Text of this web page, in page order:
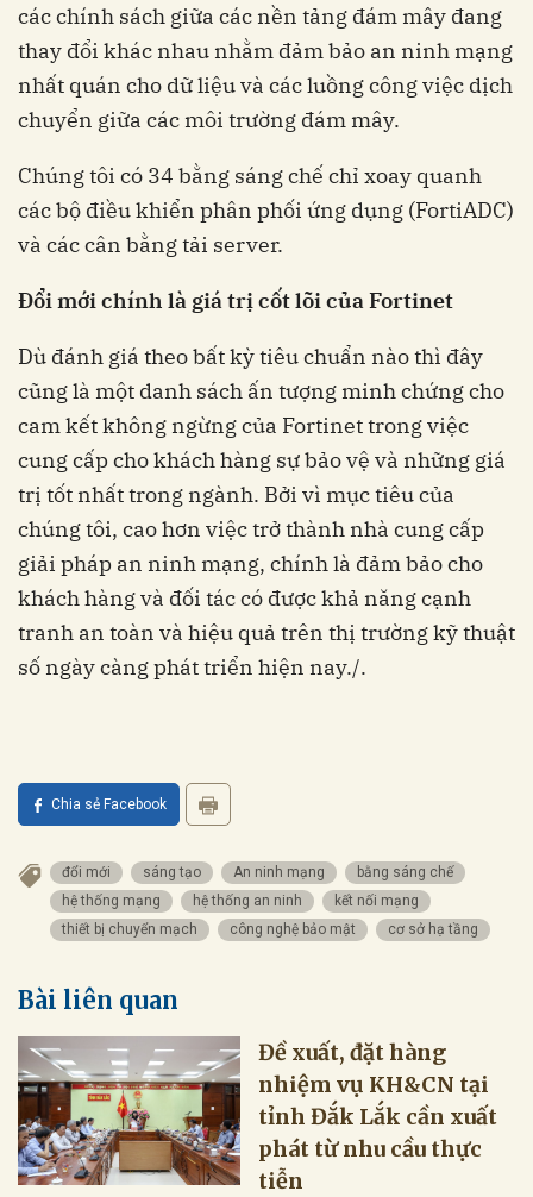
các chính sách giữa các nền tảng đám mây đang
thay đổi khác nhau nhằm đảm bảo an ninh mạng
nhất quán cho dữ liệu và các luồng công việc dịch
chuyển giữa các môi trường đám mây.
Chúng tôi có 34 bằng sáng chế chỉ xoay quanh
các bộ điều khiển phân phối ứng dụng (FortiADC)
và các cân bằng tải server.
Đổi mới chính là giá trị cốt lõi của Fortinet
Dù đánh giá theo bất kỳ tiêu chuẩn nào thì đây
cũng là một danh sách ấn tượng minh chứng cho
cam kết không ngừng của Fortinet trong việc
cung cấp cho khách hàng sự bảo vệ và những giá
trị tốt nhất trong ngành. Bởi vì mục tiêu của
chúng tôi, cao hơn việc trở thành nhà cung cấp
giải pháp an ninh mạng, chính là đảm bảo cho
khách hàng và đối tác có được khả năng cạnh
tranh an toàn và hiệu quả trên thị trường kỹ thuật
số ngày càng phát triển hiện nay./.
Chia sẻ Facebook
đổi mới sáng tạo An ninh mạng
bằng sáng chế
hệ thống mạng
hệ thống an ninh
kết nối mạng
thiết bị chuyển mạch
công nghệ bảo mật cơ sở hạ tầng
Bài liên quan
Đề xuất, đặt hàng
nhiệm vụ KH&CN tại
tỉnh Đắk Lắk cần xuất
phát từ nhu cầu thực
tiễn